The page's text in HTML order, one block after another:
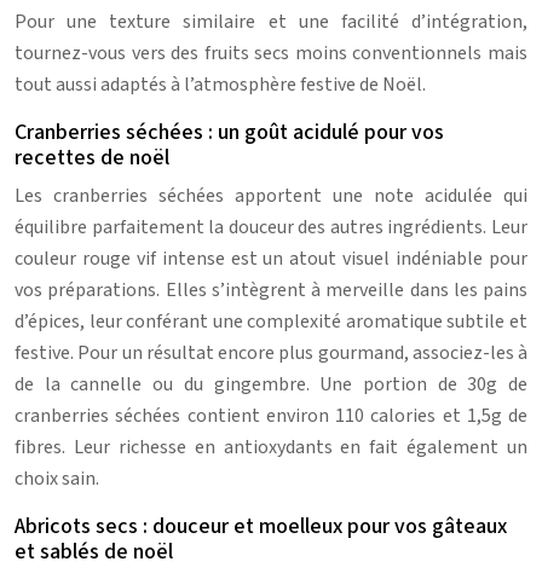
Pour une texture similaire et une facilité d’intégration,
tournez-vous vers des fruits secs moins conventionnels mais
tout aussi adaptés à l’atmosphère festive de Noël.
Cranberries séchées : un goût acidulé pour vos
recettes de noël
Les cranberries séchées apportent une note acidulée qui
équilibre parfaitement la douceur des autres ingrédients. Leur
couleur rouge vif intense est un atout visuel indéniable pour
vos préparations. Elles s’intègrent à merveille dans les pains
d’épices, leur conférant une complexité aromatique subtile et
festive. Pour un résultat encore plus gourmand, associez-les à
de la cannelle ou du gingembre. Une portion de 30g de
cranberries séchées contient environ 110 calories et 1,5g de
fibres. Leur richesse en antioxydants en fait également un
choix sain.
Abricots secs : douceur et moelleux pour vos gâteaux
et sablés de noël